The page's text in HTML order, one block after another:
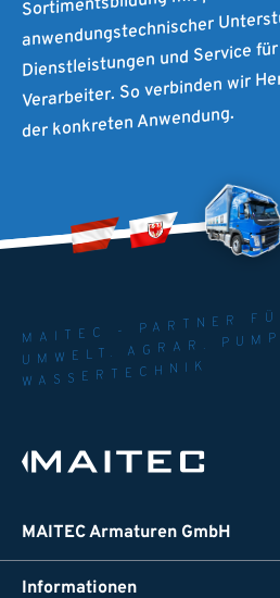
anwendungstechnischer
Dienstleistungen und Service
Verarbeiter. So verbinden wir
der konkreten Anwendung.
MAITEC - PARTNER
UMWELT. AGRAR.
WASSERTECHNIK
MAITEC Armaturen GmbH
Informationen